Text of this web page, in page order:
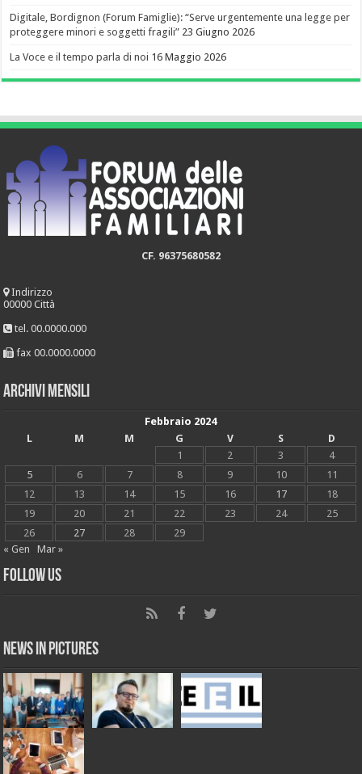
Digitale, Bordignon (Forum Famiglie): “Serve urgentemente una legge per
proteggere minori e soggetti fragili” 23 Giugno 2026
La Voce e il tempo parla di noi 16 Maggio 2026
CF. 96375680582
Indirizzo
00000 Città
tel. 00.0000.000
fax 00.0000.0000
Archivi mensili
Febbraio 2024
L
M M G V S
D
1
2 3
4
5
6 7 8 9 10
11
12
13 14 15 16 17
18
19
20 21 22 23 24
25
26
27 28
29
« Gen
Mar »
Follow Us
News in Pictures